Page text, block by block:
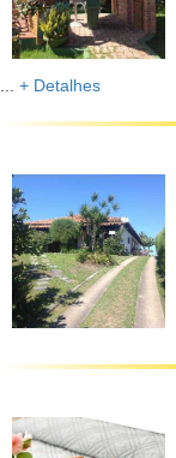
... + Detalhes